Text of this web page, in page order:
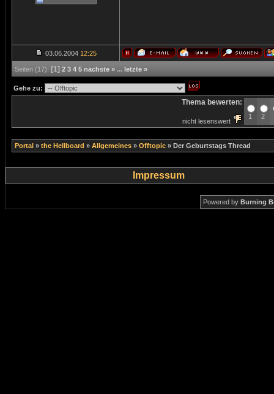
03.06.2004 12:25
Seiten (17): [1] 2 3 4 5 nächste » ... letzte »
Gehe zu:
Thema bewerten:
nicht lesenswert
1 2
Portal » the Hellboard » Allgemeines » Offtopic » Der Geburtstags Thread
Impressum
Powered by Burning